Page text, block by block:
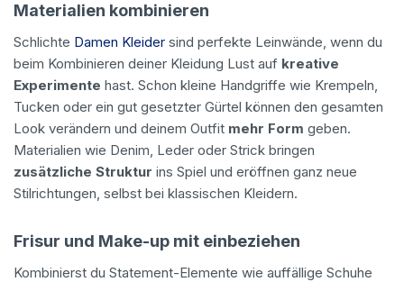
Materialien kombinieren
Schlichte Damen Kleider sind perfekte Leinwände, wenn du
beim Kombinieren deiner Kleidung Lust auf kreative
Experimente hast. Schon kleine Handgriffe wie Krempeln,
Tucken oder ein gut gesetzter Gürtel können den gesamten
Look verändern und deinem Outfit mehr Form geben.
Materialien wie Denim, Leder oder Strick bringen
zusätzliche Struktur ins Spiel und eröffnen ganz neue
Stilrichtungen, selbst bei klassischen Kleidern.
Frisur und Make-up mit einbeziehen
Kombinierst du Statement-Elemente wie auffällige Schuhe